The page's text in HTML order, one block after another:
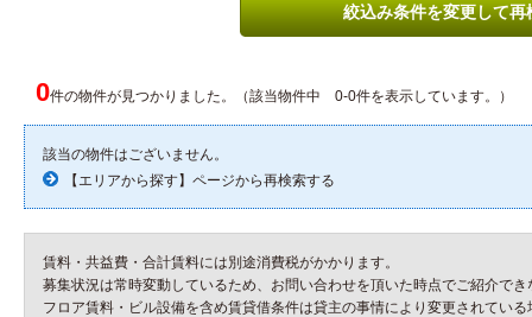
絞込み条件を変更して再
0件の物件が見つかりました。（該当物件中 0-0件を表示しています。）
該当の物件はございません。
【エリアから探す】ページから再検索する
賃料・共益費・合計賃料には別途消費税がかかります。
募集状況は常時変動しているため、お問い合わせを頂いた時点でご紹介で
フロア賃料・ビル設備を含め賃貸借条件は貸主の事情により変更されてい